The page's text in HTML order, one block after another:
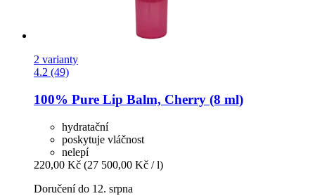
2 varianty
4.2 (49)
100% Pure Lip Balm, Cherry (8 ml)
hydratační
poskytuje vláčnost
nelepí
220,00 Kč (27 500,00 Kč / l)
Doručení do 12. srpna